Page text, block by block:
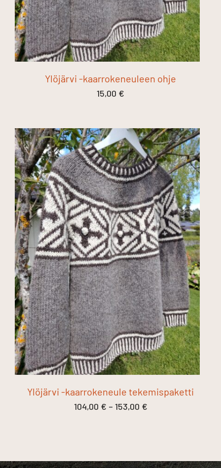
Ylöjärvi -kaarrokeneuleen ohje
15,00 €
Ylöjärvi -kaarrokeneule tekemispaketti
104,00 € – 153,00 €Hintaluokka: